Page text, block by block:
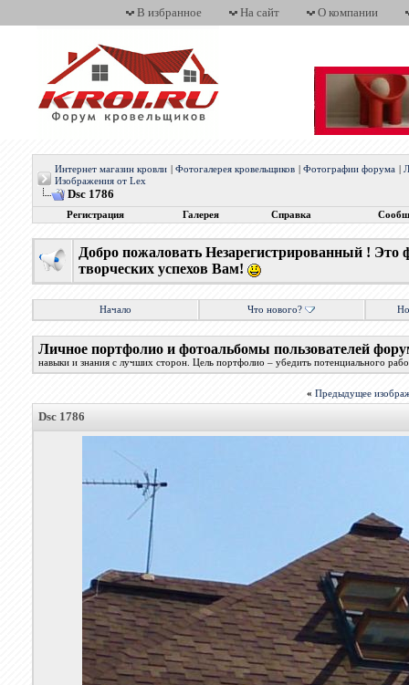
В избранное На сайт О компании
Интернет магазин кровли Фотогалерея кровельщиков Фотографии форума
Изображения от Lex
Dsc 1786
Регистрация Галерея Справка
Добро пожаловать Незарегистрированный !
творческих успехов Вам!
Начало Что нового?
Личное портфолио и фотоальбомы пользователей
навыки и знания с лучших сторон. Цель портфолио – убедить потенциального
« Предыдущее
Dsc 1786